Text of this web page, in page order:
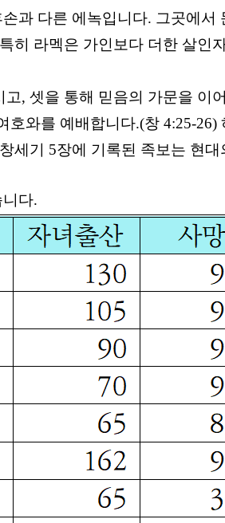
과 다른 에녹입니다. 그곳에서
특히 라멕은 가인보다 더한 살인
고, 셋을 통해 믿음의 가문을 이
호와를 예배합니다.(창 4:25-26)
창세기 5장에 기록된 족보는 현대
니다.